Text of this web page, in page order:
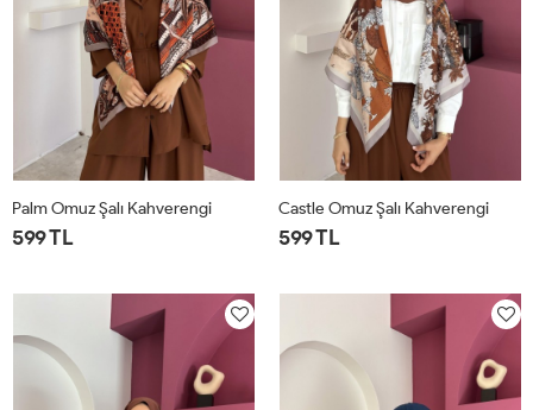
Palm Omuz Şalı Kahverengi
599 TL
Castle Omuz Şalı Kahverengi
599 TL